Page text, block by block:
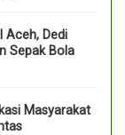
Aceh, Dedi
Sepak Bola
Masyarakat